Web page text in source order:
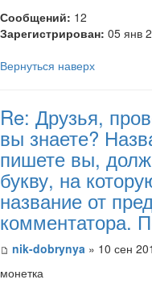
Сообщений: 12
Зарегистрирован: 05 янв
Вернуться наверх
Re: Друзья,
вы знаете?
пишете вы,
букву, на
название от
комментатора.
nik-dobrynya » 10 сен
монетка